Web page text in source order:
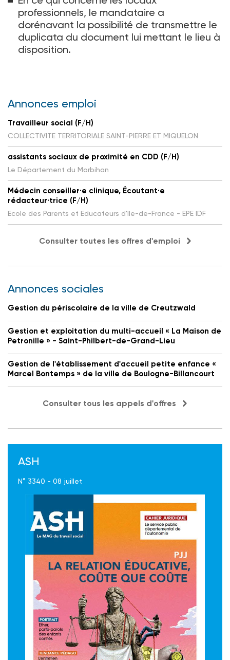
professionnels, le mandataire a
dorénavant la possibilité de transmettre le
duplicata du document lui mettant le lieu à
disposition.
Annonces emploi
Travailleur social (F/H)
COLLECTIVITE TERRITORIALE SAINT-PIERRE ET MIQUELON
assistants sociaux de proximité en CDD (F/H)
Le Département du Morbihan
Médecin conseiller·e clinique, Écoutant·e
rédacteur·trice (F/H)
Ecole des Parents et Educateurs d'Ile-de-France - EPE IDF
Consulter toutes les offres d'emploi
Annonces sociales
Gestion du périscolaire de la ville de Creutzwald
Gestion et exploitation du multi-accueil « La Maison de
Petronille » - Saint-Philbert-de-Grand-Lieu
Gestion de l'établissement d'accueil petite enfance «
Marcel Bontemps » de la ville de Boulogne-Billancourt
Consulter tous les appels d'offres
ASH
N° 3340 - 08 juillet